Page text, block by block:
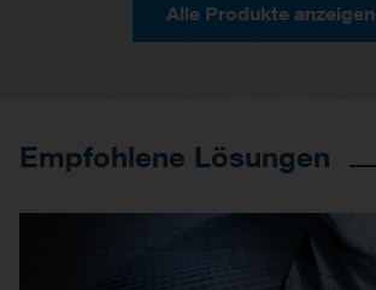
Alle Produkte anzeigen
Empfohlene Lösungen